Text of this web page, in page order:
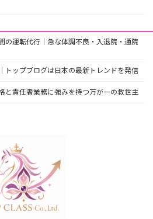
の運転代行｜急な体調不良・入退院・通院
トップブログは日本の最新トレンドを発信
と責任者業務に強みを持つ万が一の救世主